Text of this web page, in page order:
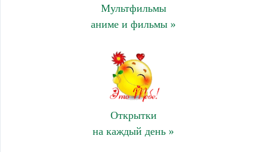
Мультфильмы
аниме и фильмы »
Открытки
на каждый день »